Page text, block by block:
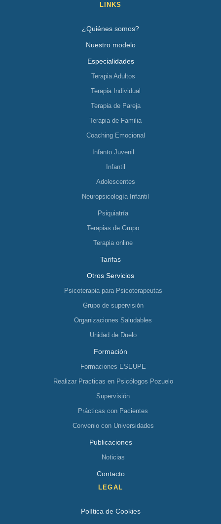
LINKS
¿Quiénes somos?
Nuestro modelo
Especialidades
Terapia Adultos
Terapia Individual
Terapia de Pareja
Terapia de Familia
Coaching Emocional
Infanto Juvenil
Infantil
Adolescentes
Neuropsicología Infantil
Psiquiatría
Terapias de Grupo
Terapia online
Tarifas
Otros Servicios
Psicoterapia para Psicoterapeutas
Grupo de supervisión
Organizaciones Saludables
Unidad de Duelo
Formación
Formaciones ESEUPE
Realizar Practicas en Psicólogos Pozuelo
Supervisión
Prácticas con Pacientes
Convenio con Universidades
Publicaciones
Noticias
Contacto
LEGAL
Política de Cookies